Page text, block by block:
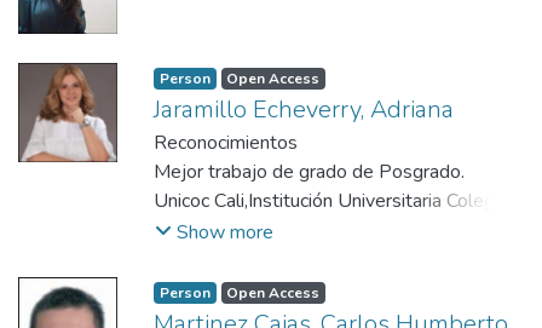
Person Open Access
Jaramillo Echeverry, Adriana
Reconocimientos
Mejor trabajo de grado de Posgrado.
Unicoc Cali,Institución Universitaria Colegios
de Colombia - Unicoc (Antes Colegio
2018
Aporte para el fortalecimiento de la
Show more
Person Open Access